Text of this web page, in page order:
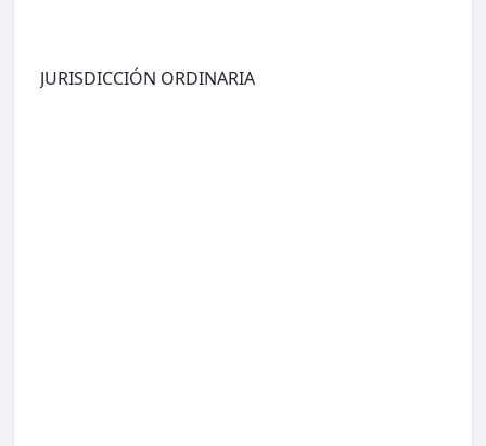
JURISDICCIÓN ORDINARIA